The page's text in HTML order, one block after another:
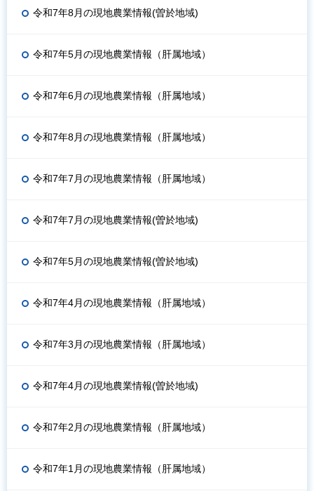
令和7年8月の現地農業情報(曽於地域)
令和7年5月の現地農業情報（肝属地域）
令和7年6月の現地農業情報（肝属地域）
令和7年8月の現地農業情報（肝属地域）
令和7年7月の現地農業情報（肝属地域）
令和7年7月の現地農業情報(曽於地域)
令和7年5月の現地農業情報(曽於地域)
令和7年4月の現地農業情報（肝属地域）
令和7年3月の現地農業情報（肝属地域）
令和7年4月の現地農業情報(曽於地域)
令和7年2月の現地農業情報（肝属地域）
令和7年1月の現地農業情報（肝属地域）